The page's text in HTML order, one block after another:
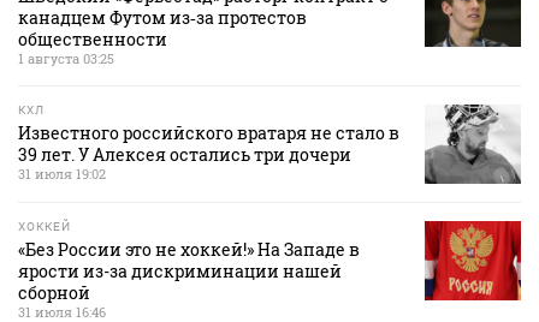
канадцем Футом из‑за протестов
общественности
1 августа 03:25
КХЛ
Известного российского вратаря не стало в
39 лет. У Алексея остались три дочери
31 июля 19:02
ХОККЕЙ
«Без России это не хоккей!» На Западе в
ярости из-за дискриминации нашей
сборной
31 июля 16:46